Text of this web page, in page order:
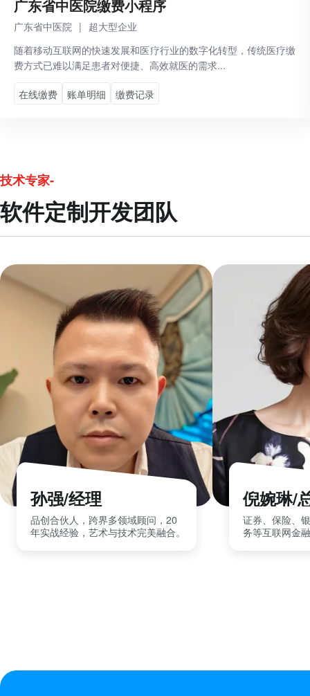
‌广东省中医院缴费小程序
广东省中医院 | 超大型企业
随着移动互联网的快速发展和医疗行业的数字化转型，传统医疗缴
费方式已难以满足患者对便捷、高效就医的需求...
在线缴费 账单明细 缴费记录
技术专家-
软件定制开发团队
孙强/经理
品创合伙人，跨界多领域顾问，20
年实战经验，艺术与技术完美融合。
倪婉琳/
证券、保险、
务等互联网金